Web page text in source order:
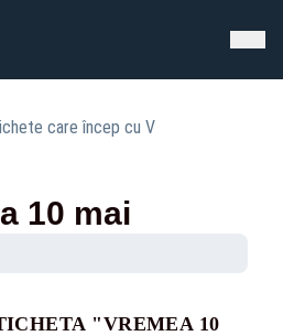
care încep cu V
10 mai
"VREMEA 10